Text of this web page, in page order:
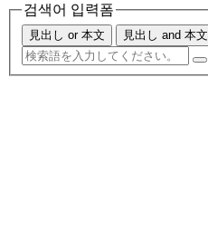
검색어 입력폼
見出し or 本文 見出し and 本文